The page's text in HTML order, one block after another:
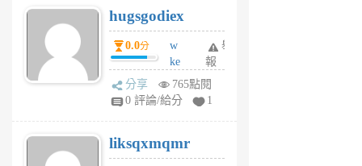
6
個
月
前
hugsgodiex
0.0分
w
ke
rv
pj
6
個
舉
報
分享
765點閱
0 評論/給分
1
liksqxmqmr